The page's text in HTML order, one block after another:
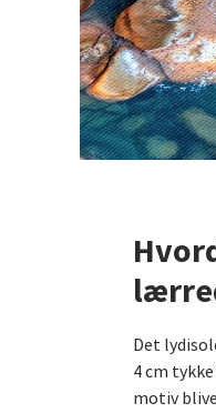
Det
4 cm
motiv